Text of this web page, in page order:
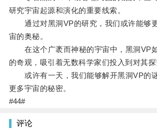
研究宇宙起源和演化的重要线索。
通过对黑洞VP的研究，我们或许能够
宙的奥秘。
在这个广袤而神秘的宇宙中，黑洞VP
的奇观，吸引着无数科学家们投入到对其探
或许有一天，我们能够解开黑洞VP的
更多宇宙的秘密。
#44#
评论